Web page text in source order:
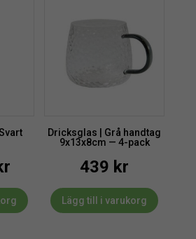
Dricksglas | Grå handtag
9x13x8cm — 4-pack
439 kr
Lägg till i varukorg